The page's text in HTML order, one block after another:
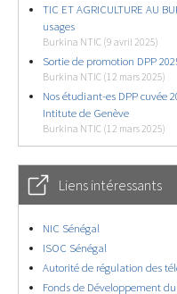
TIC ET AGRICULTURE AU
usages
Burkina NTIC (9 avril 2025)
Sortie de promotion DPP
Burkina NTIC (12 mars 2025)
Nos étudiant-es DPP cuvée
Intitute de Genève
Burkina NTIC (12 mars 2025)
Liens intéressants
NIC Sénégal
ISOC Sénégal
Autorité de régulation des
Fonds de Développement